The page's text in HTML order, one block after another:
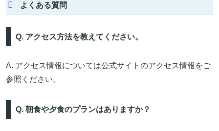
よくある質問
Q. アクセス方法を教えてください。
A. アクセス情報については公式サイトのアクセス情報をご
参照ください。
Q. 朝食や夕食のプランはありますか？